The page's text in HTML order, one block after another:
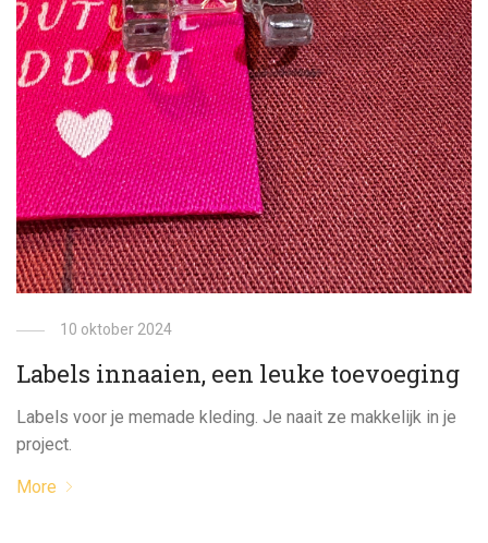
10 oktober 2024
Labels innaaien, een leuke toevoeging
Labels voor je memade kleding. Je naait ze makkelijk in je
project.
More